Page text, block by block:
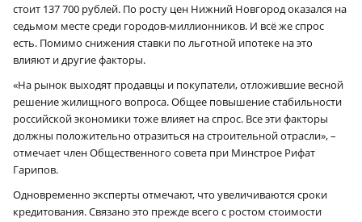
стоит 137 700 рублей. По росту цен Нижний Новгород оказался на
седьмом месте среди городов‑миллионников. И всё же спрос
есть. Помимо снижения ставки по льготной ипотеке на это
влияют и другие факторы.
«На рынок выходят продавцы и покупатели, отложившие весной
решение жилищного вопроса. Общее повышение стабильности
российской экономики тоже влияет на спрос. Все эти факторы
должны положительно отразиться на строительной отрасли», –
отмечает член Общественного совета при Минстрое Рифат
Гарипов.
Одновременно эксперты отмечают, что увеличиваются сроки
кредитования. Связано это прежде всего с ростом стоимости